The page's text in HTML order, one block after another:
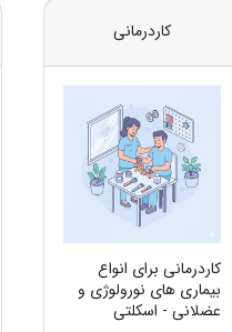
کاردرمانی
کاردرمانی برای انواع
بیماری های نورولوژی و
عضلانی - اسکلتی